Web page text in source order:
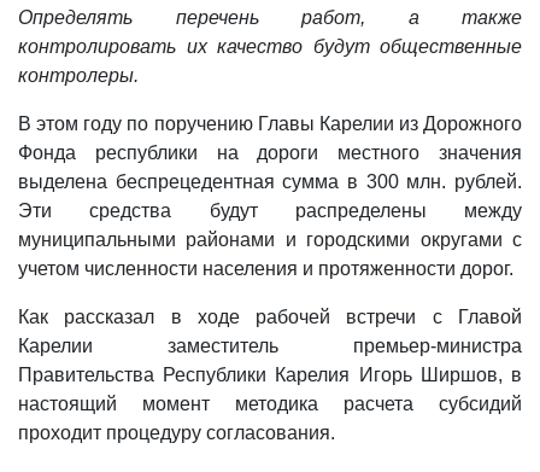
Определять перечень работ, а также
контролировать их качество будут общественные
контролеры.
В этом году по поручению Главы Карелии из Дорожного
Фонда республики на дороги местного значения
выделена беспрецедентная сумма в 300 млн. рублей.
Эти средства будут распределены между
муниципальными районами и городскими округами с
учетом численности населения и протяженности дорог.
Как рассказал в ходе рабочей встречи с Главой
Карелии заместитель премьер-министра
Правительства Республики Карелия Игорь Ширшов, в
настоящий момент методика расчета субсидий
проходит процедуру согласования.